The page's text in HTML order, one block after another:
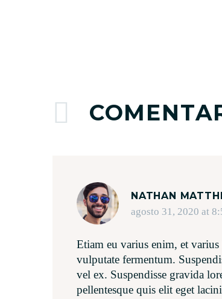
NATHAN
agosto 31, 2020 at
Etiam eu varius enim, et
vulputate fermentum.
vel ex. Suspendisse gravida
pellentesque quis elit eget